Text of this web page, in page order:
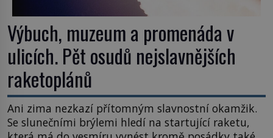
Výbuch, muzeum a promenáda v
ulicích. Pět osudů nejslavnějších
raketoplánů
Ani zima nezkazí přítomným slavnostní okamžik.
Se slunečními brýlemi hledí na startující raketu,